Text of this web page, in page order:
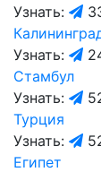
Узнать:
Узнать:
Стамбул
Узнать:
Турция
Узнать:
Египет